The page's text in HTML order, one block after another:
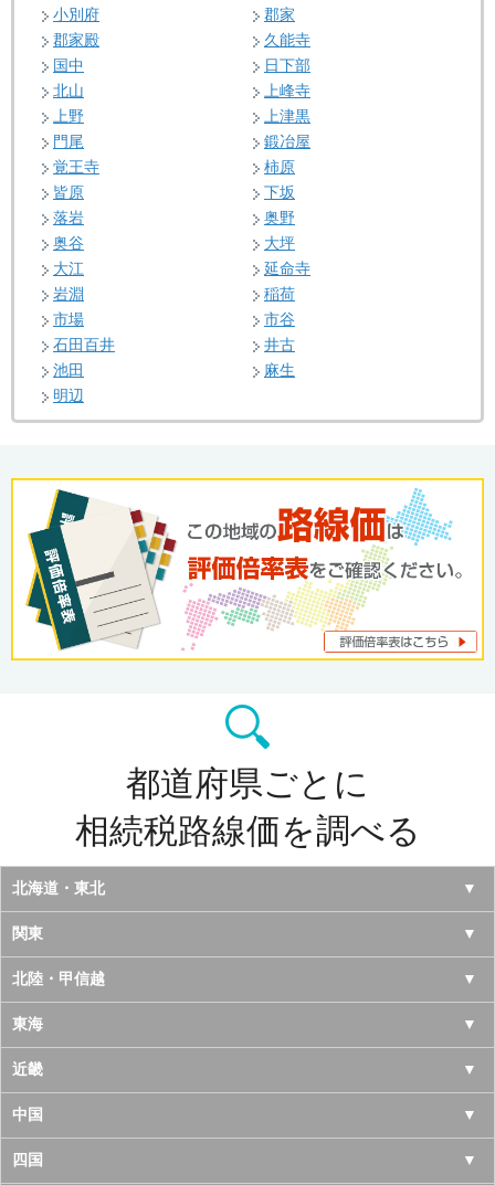
小別府
郡家
郡家殿
久能寺
国中
日下部
北山
上峰寺
上野
上津黒
門尾
鍛冶屋
覚王寺
柿原
皆原
下坂
落岩
奥野
奥谷
大坪
大江
延命寺
岩淵
稲荷
市場
市谷
石田百井
井古
池田
麻生
明辺
都道府県ごとに
相続税路線価を調べる
北海道・東北
北海道
青森県
岩手県
宮城県
秋田県
山形県
関東
東京都
神奈川県
千葉県
埼玉県
茨城県
北陸・甲信越
山梨県
長野県
新潟県
富山県
東海
愛知県
岐阜県
三重県
近畿
大阪府
京都府
中国
鳥取県
四国